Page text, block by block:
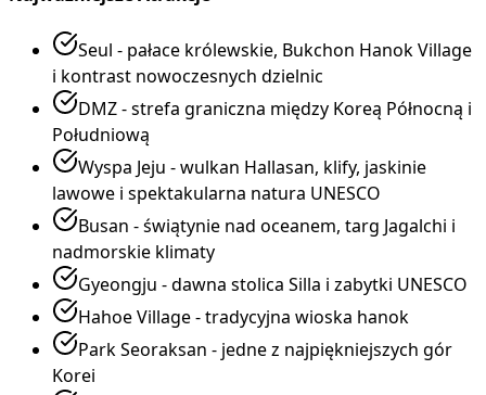
Seul - pałace królewskie, Bukchon Hanok Village
i kontrast nowoczesnych dzielnic
DMZ - strefa graniczna między Koreą Północną i
Południową
Wyspa Jeju - wulkan Hallasan, klify, jaskinie
lawowe i spektakularna natura UNESCO
Busan - świątynie nad oceanem, targ Jagalchi i
nadmorskie klimaty
Gyeongju - dawna stolica Silla i zabytki UNESCO
Hahoe Village - tradycyjna wioska hanok
Park Seoraksan - jedne z najpiękniejszych gór
Korei